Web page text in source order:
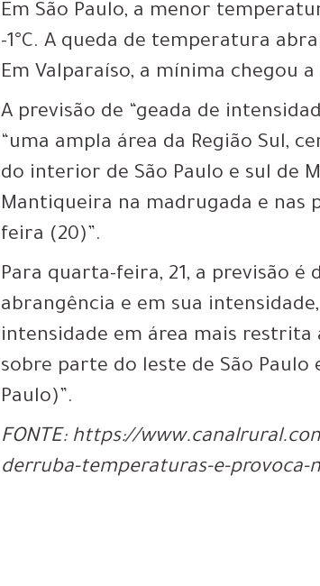
Em São Paulo, a menor
-1°C. A queda de temperatura
Em Valparaíso, a mínima chegou a
A previsão de “geada de
“uma ampla área da Região Sul,
do interior de São Paulo e sul de
Mantiqueira na madrugada e nas
feira (20)”.
Para quarta-feira, 21, a previsão é
abrangência e em sua
intensidade em área mais restrita
sobre parte do leste de São
Paulo)”.
FONTE: https://
derruba-temperaturas-e-provoca-